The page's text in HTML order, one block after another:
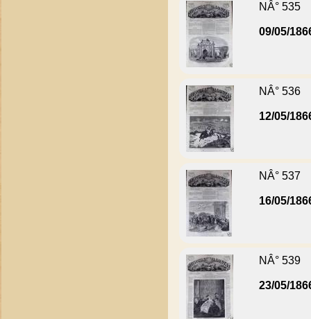
NÂ° 535
09/05/
NÂ° 536
12/05/
NÂ° 537
16/05/
NÂ° 539
23/05/